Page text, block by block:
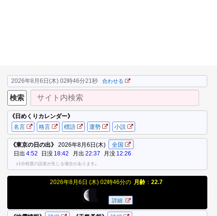
2026年8月6日(木) 02時46分21秒 合わせる